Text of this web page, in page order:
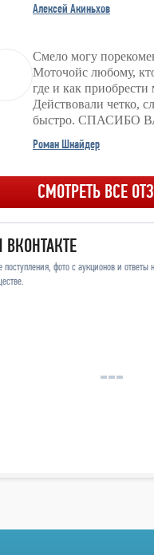
Алексей Акиньхов
Смело могу
Моточойс любому,
где и как приобрести
Действовали четко,
быстро. СПАСИБО
Роман Шнайдер
СМОТРЕТЬ ВСЕ
поступления, фото с аукционов и